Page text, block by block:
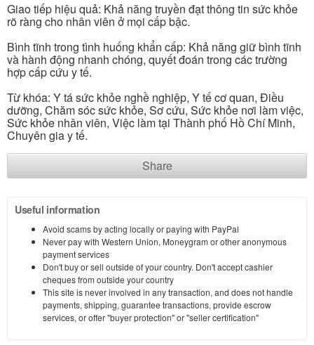
Giao tiếp hiệu quả: Khả năng truyền đạt thông tin sức khỏe
rõ ràng cho nhân viên ở mọi cấp bậc.
Bình tĩnh trong tình huống khẩn cấp: Khả năng giữ bình tĩnh
và hành động nhanh chóng, quyết đoán trong các trường
hợp cấp cứu y tế.
Từ khóa: Y tá sức khỏe nghề nghiệp, Y tế cơ quan, Điều
dưỡng, Chăm sóc sức khỏe, Sơ cứu, Sức khỏe nơi làm việc,
Sức khỏe nhân viên, Việc làm tại Thành phố Hồ Chí Minh,
Chuyên gia y tế.
Share
Useful information
Avoid scams by acting locally or paying with PayPal
Never pay with Western Union, Moneygram or other anonymous
payment services
Don't buy or sell outside of your country. Don't accept cashier
cheques from outside your country
This site is never involved in any transaction, and does not handle
payments, shipping, guarantee transactions, provide escrow
services, or offer "buyer protection" or "seller certification"